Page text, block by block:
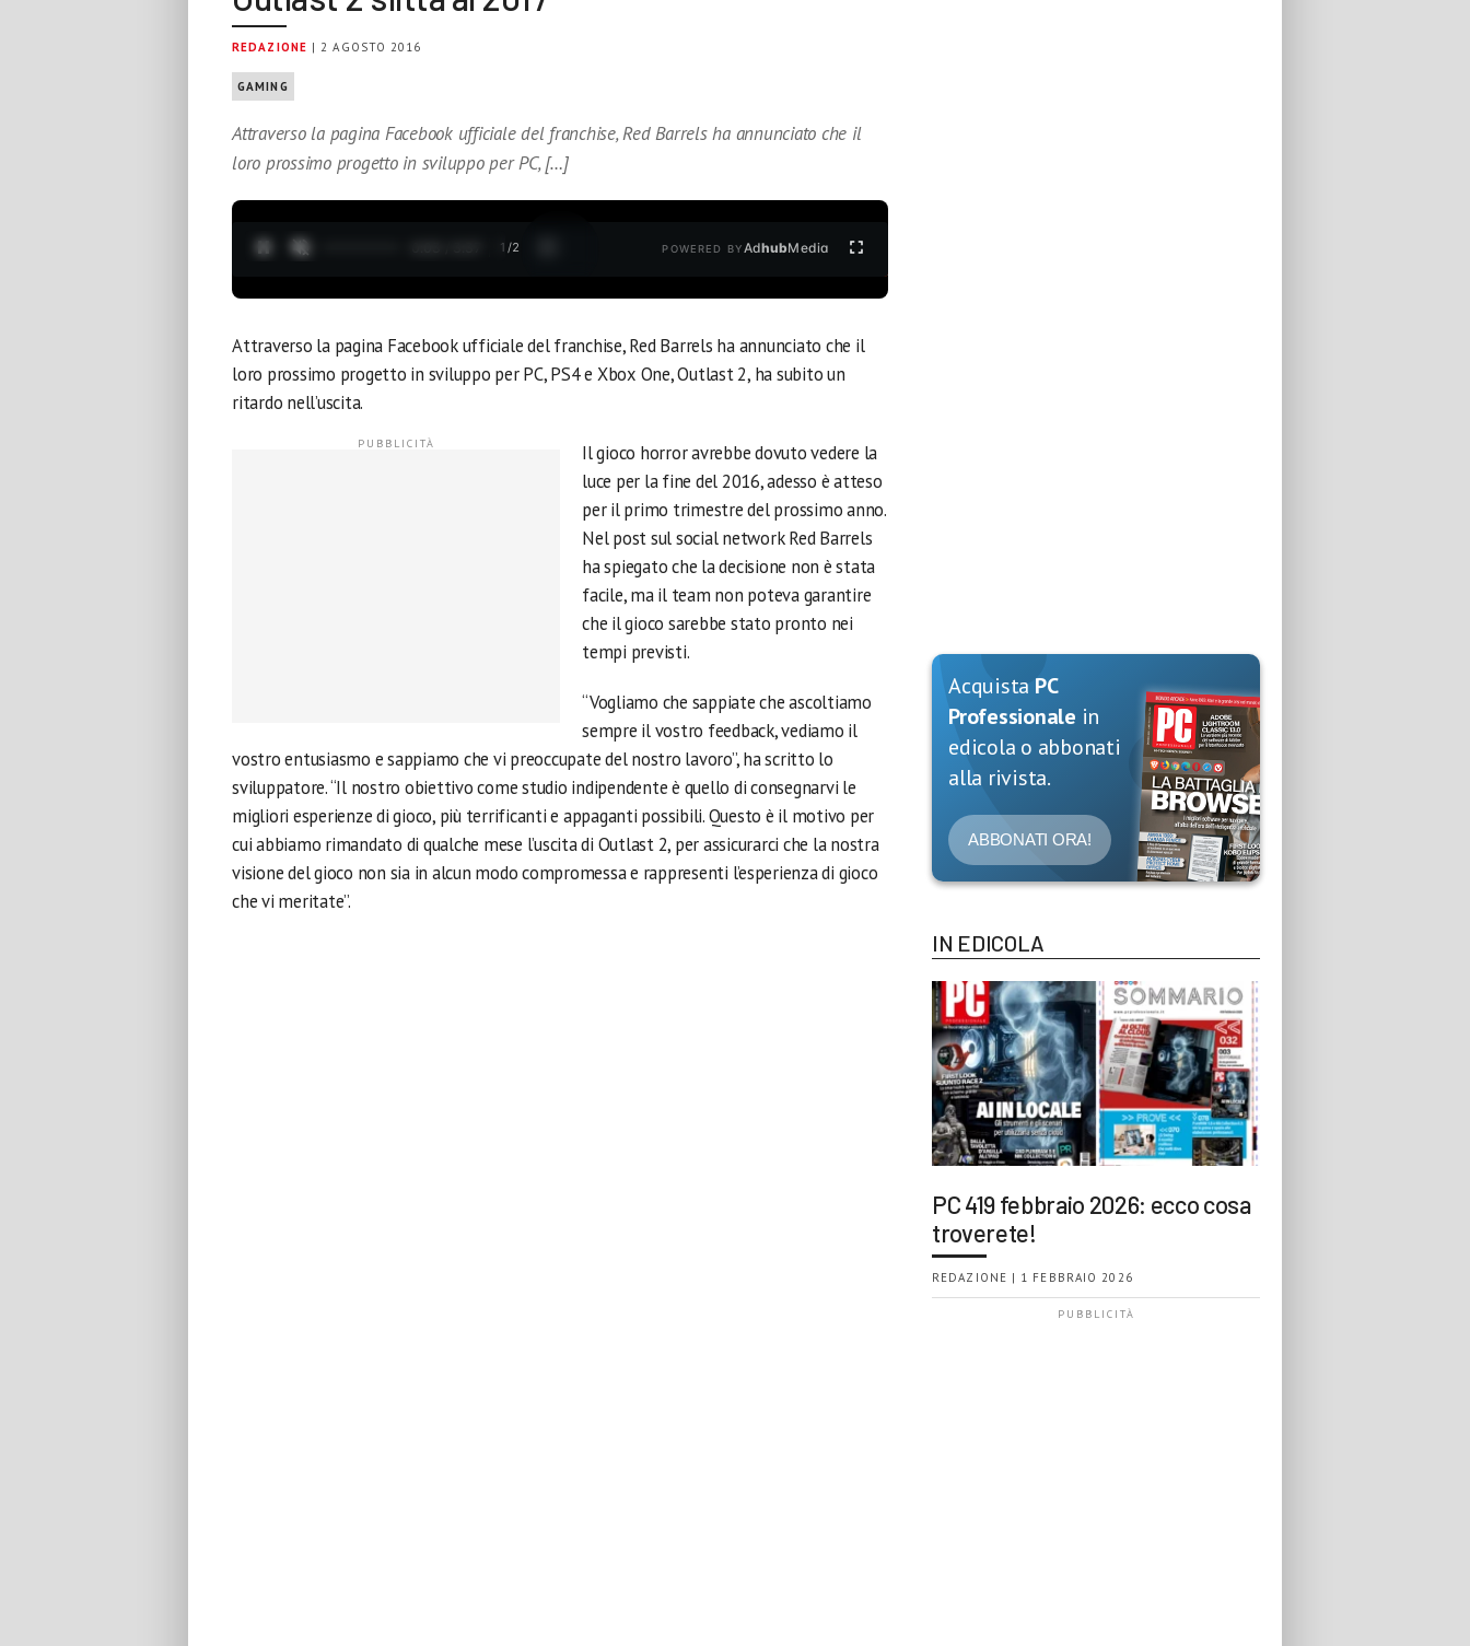
REDAZIONE | 2 AGOSTO 2016
GAMING
Attraverso la pagina Facebook ufficiale del franchise, Red Barrels ha annunciato che il
loro prossimo progetto in sviluppo per PC, […]
1 /2 POWERED BYAdhubMedia
Attraverso la pagina Facebook ufficiale del franchise, Red Barrels ha annunciato che il
loro prossimo progetto in sviluppo per PC, PS4 e Xbox One, Outlast 2, ha subito un
ritardo nell’uscita.
Il gioco horror avrebbe dovuto vedere la
luce per la fine del 2016, adesso è atteso
per il primo trimestre del prossimo anno.
Nel post sul social network Red Barrels
ha spiegato che la decisione non è stata
facile, ma il team non poteva garantire
che il gioco sarebbe stato pronto nei
tempi previsti.
“Vogliamo che sappiate che ascoltiamo
sempre il vostro feedback, vediamo il
vostro entusiasmo e sappiamo che vi preoccupate del nostro lavoro”, ha scritto lo
sviluppatore. “Il nostro obiettivo come studio indipendente è quello di consegnarvi le
migliori esperienze di gioco, più terrificanti e appaganti possibili. Questo è il motivo per
cui abbiamo rimandato di qualche mese l’uscita di Outlast 2, per assicurarci che la nostra
visione del gioco non sia in alcun modo compromessa e rappresenti l’esperienza di gioco
che vi meritate”.
Acquista PC
Professionale in
edicola o abbonati
alla rivista.
ABBONATI ORA!
IN EDICOLA
PC 419 febbraio 2026: ecco cosa
troverete!
REDAZIONE | 1 FEBBRAIO 2026